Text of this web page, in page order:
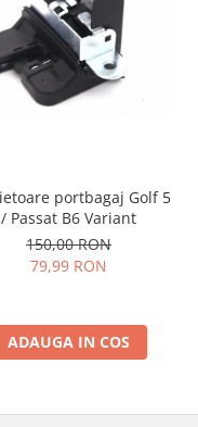
portbagaj Golf 5
/ Passat B6 Variant
150,00 RON
79,99 RON
ADAUGA IN COS